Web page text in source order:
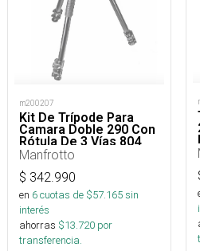
m200207
Kit De Trípode Para
Camara Doble 290 Con
Rótula De 3 Vías 804
Manfrotto
$ 342.990
en 6cuotas de $57.165sin
interés
ahorras $13.720 por
transferencia.